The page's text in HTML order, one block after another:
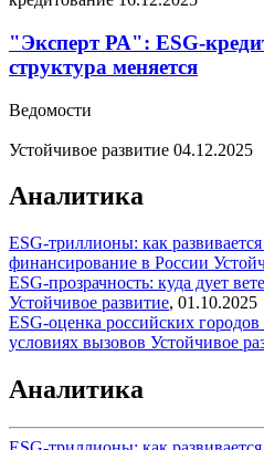
"Эксперт РА": ESG-
структура меняется
Ведомости
Устойчивое развитие 04.12.2025
Аналитика
ESG-триллионы: как
финансирование в России
ESG-прозрачность: куда дует
Устойчивое развитие, 01.10.2025
ESG-оценка российских городов
условиях вызовов Устойчивое
Аналитика